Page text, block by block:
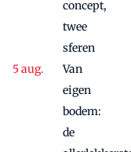
concept,
twee
sferen
Van
eigen
bodem:
de